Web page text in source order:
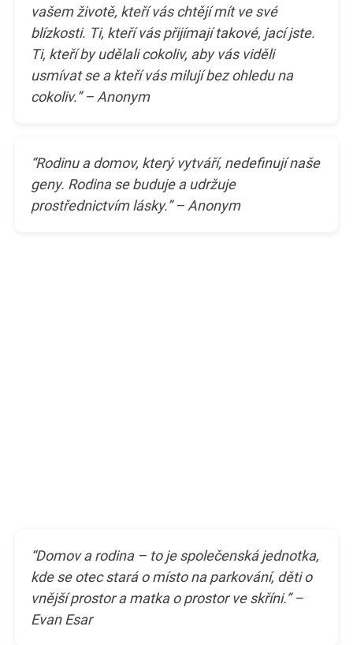
vašem životě, kteří vás chtějí mít ve své
blízkosti. Ti, kteří vás přijímají takové, jací jste.
Ti, kteří by udělali cokoliv, aby vás viděli
usmívat se a kteří vás milují bez ohledu na
cokoliv.” – Anonym
“Rodinu a domov, který vytváří, nedefinují naše
geny. Rodina se buduje a udržuje
prostřednictvím lásky.” – Anonym
“Domov a rodina – to je společenská jednotka,
kde se otec stará o místo na parkování, děti o
vnější prostor a matka o prostor ve skříni.” –
Evan Esar